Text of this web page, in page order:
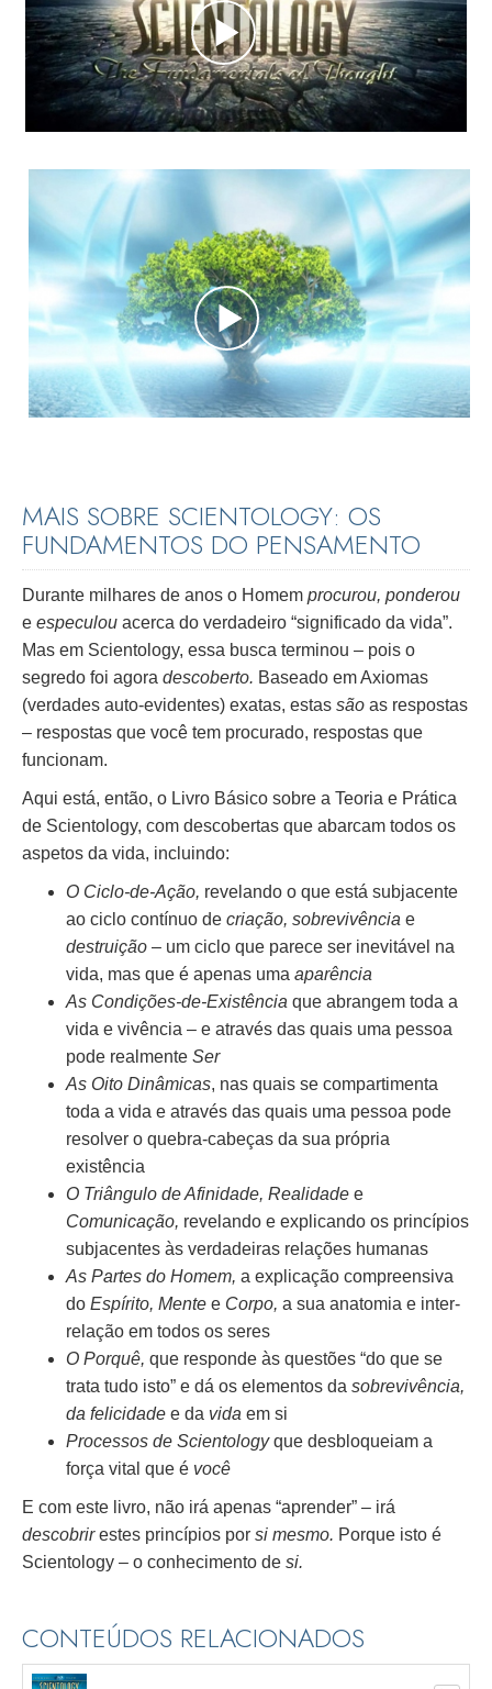
MAIS SOBRE SCIENTOLOGY: OS
FUNDAMENTOS DO PENSAMENTO
Durante milhares de anos o Homem procurou, ponderou
e especulou acerca do verdadeiro “significado da vida”.
Mas em Scientology, essa busca terminou – pois o
segredo foi agora descoberto. Baseado em Axiomas
(verdades auto-evidentes) exatas, estas são as respostas
– respostas que você tem procurado, respostas que
funcionam.
Aqui está, então, o Livro Básico sobre a Teoria e Prática
de Scientology, com descobertas que abarcam todos os
aspetos da vida, incluindo:
O Ciclo-de-Ação, revelando o que está subjacente
ao ciclo contínuo de criação, sobrevivência e
destruição – um ciclo que parece ser inevitável na
vida, mas que é apenas uma aparência
As Condições-de-Existência que abrangem toda a
vida e vivência – e através das quais uma pessoa
pode realmente Ser
As Oito Dinâmicas, nas quais se compartimenta
toda a vida e através das quais uma pessoa pode
resolver o quebra-cabeças da sua própria
existência
O Triângulo de Afinidade, Realidade e
Comunicação, revelando e explicando os princípios
subjacentes às verdadeiras relações humanas
As Partes do Homem, a explicação compreensiva
do Espírito, Mente e Corpo, a sua anatomia e inter-
relação em todos os seres
O Porquê, que responde às questões “do que se
trata tudo isto” e dá os elementos da sobrevivência,
da felicidade e da vida em si
Processos de Scientologyque desbloqueiam a
força vital que é você
E com este livro, não irá apenas “aprender” – irá
descobrirestes princípios por si mesmo. Porque isto é
Scientology – o conhecimento de si.
CONTEÚDOS RELACIONADOS